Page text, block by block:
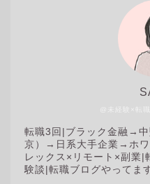
@未経験×転
転職3回| ブラック金融→中
京）→日系大手企業→ホワ
レックス×リモート×副業|
験談|転職ブログやってま